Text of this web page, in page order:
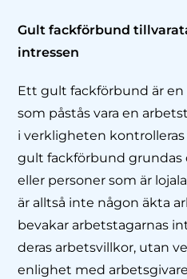
Gult fackförbund
intressen
Ett gult fackförbund är
som påstås vara en
i verkligheten
gult fackförbund grundas
eller personer som är
är alltså inte någon äkta
bevakar arbetstagarnas
deras arbetsvillkor, utan
enlighet med